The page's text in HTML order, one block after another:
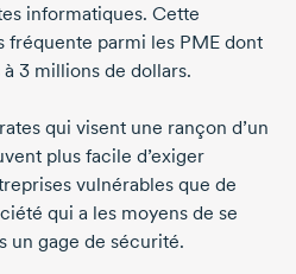
informatiques. Cette
fréquente parmi les PME dont
3 millions de dollars.
qui visent une rançon d’un
plus facile d’exiger
vulnérables que de
qui a les moyens de se
un gage de sécurité.